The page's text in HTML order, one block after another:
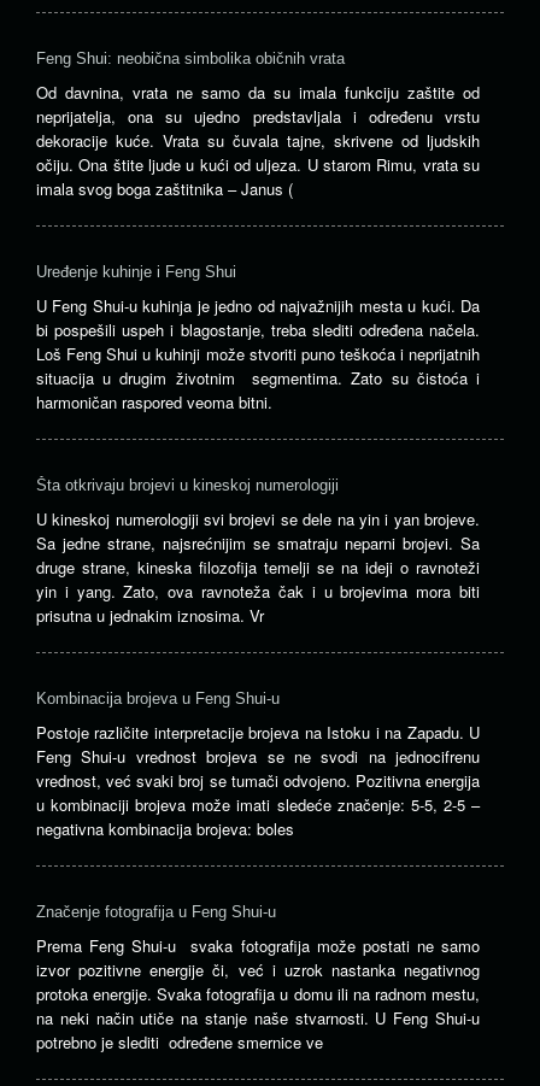
Feng Shui: neobična simbolika običnih vrata
Od davnina, vrata ne samo da su imala funkciju zaštite od
neprijatelja, ona su ujedno predstavljala i određenu vrstu
dekoracije kuće. Vrata su čuvala tajne, skrivene od ljudskih
očiju. Ona štite ljude u kući od uljeza. U starom Rimu, vrata su
imala svog boga zaštitnika – Janus (
Uređenje kuhinje i Feng Shui
U Feng Shui-u kuhinja je jedno od najvažnijih mesta u kući. Da
bi pospešili uspeh i blagostanje, treba slediti određena načela.
Loš Feng Shui u kuhinji može stvoriti puno teškoća i neprijatnih
situacija u drugim životnim segmentima. Zato su čistoća i
harmoničan raspored veoma bitni.
Šta otkrivaju brojevi u kineskoj numerologiji
U kineskoj numerologiji svi brojevi se dele na yin i yan brojeve.
Sa jedne strane, najsrećnijim se smatraju neparni brojevi. Sa
druge strane, kineska filozofija temelji se na ideji o ravnoteži
yin i yang. Zato, ova ravnoteža čak i u brojevima mora biti
prisutna u jednakim iznosima. Vr
Kombinacija brojeva u Feng Shui-u
Postoje različite interpretacije brojeva na Istoku i na Zapadu. U
Feng Shui-u vrednost brojeva se ne svodi na jednocifrenu
vrednost, već svaki broj se tumači odvojeno. Pozitivna energija
u kombinaciji brojeva može imati sledeće značenje: 5-5, 2-5 –
negativna kombinacija brojeva: boles
Značenje fotografija u Feng Shui-u
Prema Feng Shui-u svaka fotografija može postati ne samo
izvor pozitivne energije či, već i uzrok nastanka negativnog
protoka energije. Svaka fotografija u domu ili na radnom mestu,
na neki način utiče na stanje naše stvarnosti. U Feng Shui-u
potrebno je slediti određene smernice ve